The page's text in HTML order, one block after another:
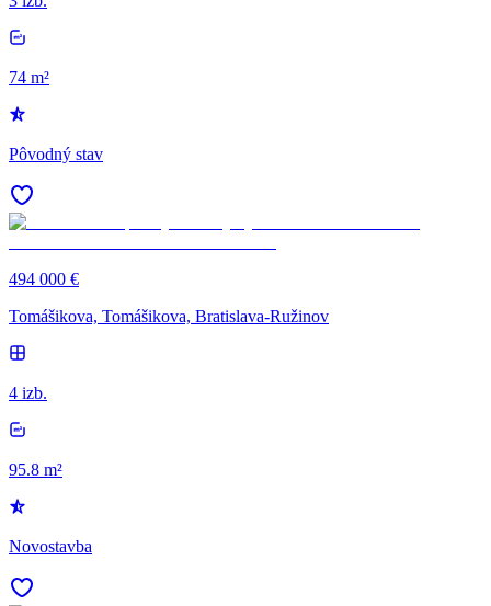
74 m²
Pôvodný stav
494 000 €
Tomášikova, Tomášikova, Bratislava-Ružinov
4 izb.
95.8 m²
Novostavba